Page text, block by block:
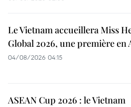
Le Vietnam accueillera Miss
Global 2026, une première en
04/08/2026 04:15
ASEAN Cup 2026 : le Vietnam